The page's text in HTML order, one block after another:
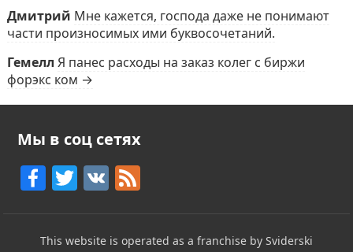
Дмитрий Мне кажется, господа даже не понимают
части произносимых ими буквосочетаний.
Гемелл Я панес расходы на заказ колег с биржи
форэкс ком →
Мы в соц сетях
F
c
T
itt
V F
e
This website is operated as a franchise by Sviderski